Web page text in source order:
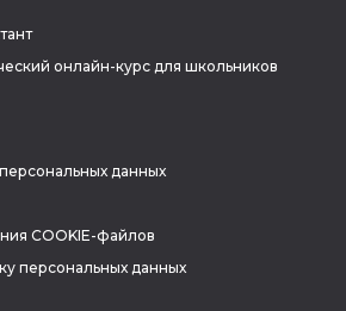
онлайн-курс для школьников
данных
COOKIE-файлов
персональных данных